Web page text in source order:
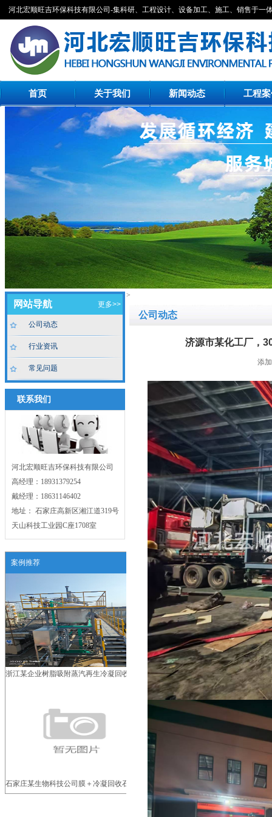
河北宏顺旺吉环保科技有限公司-集科研、工程设计、设备加工、施工、销售于一
首页 关于我们 新闻动态 工程
网站导航 更多>>
公司动态
行业资讯
常见问题
联系我们
河北宏顺旺吉环保科技有限公司
高经理：18931379254
戴经理：18631146402
地址： 石家庄高新区湘江道319号
天山科技工业园C座1708室
案例推荐
浙江某企业树脂吸附蒸汽再生冷凝回收装置
石家庄某生物科技公司膜＋冷凝回收石油醚
一体化装置
>
公司动态
济源市某化工厂，
添